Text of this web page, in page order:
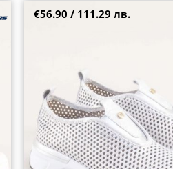
Дамски сникърси с перфорация
€56.90 / 111.29 лв.